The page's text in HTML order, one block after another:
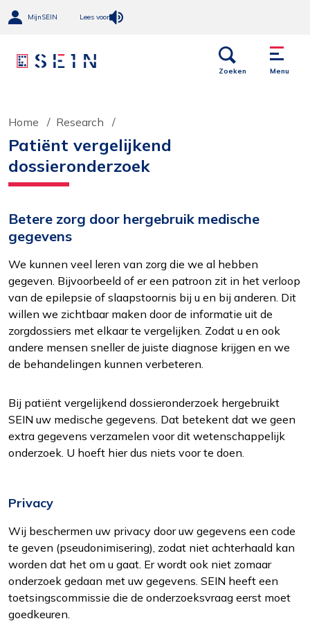
Open
Zoeken
Menu
links
Menu
MijnSEIN Lees voor
Home Research
Patiënt vergelijkend
dossieronderzoek
Betere zorg door hergebruik medische
gegevens
We kunnen veel leren van zorg die we al hebben
gegeven. Bijvoorbeeld of er een patroon zit in het verloop
van de epilepsie of slaapstoornis bij u en bij anderen. Dit
willen we zichtbaar maken door de informatie uit de
zorgdossiers met elkaar te vergelijken. Zodat u en ook
andere mensen sneller de juiste diagnose krijgen en we
de behandelingen kunnen verbeteren.
Bij patiënt vergelijkend dossieronderzoek hergebruikt
SEIN uw medische gegevens. Dat betekent dat we geen
extra gegevens verzamelen voor dit wetenschappelijk
onderzoek. U hoeft hier dus niets voor te doen.
Privacy
Wij beschermen uw privacy door uw gegevens een code
te geven (pseudonimisering), zodat niet achterhaald kan
worden dat het om u gaat. Er wordt ook niet zomaar
onderzoek gedaan met uw gegevens. SEIN heeft een
toetsingscommissie die de onderzoeksvraag eerst moet
goedkeuren.